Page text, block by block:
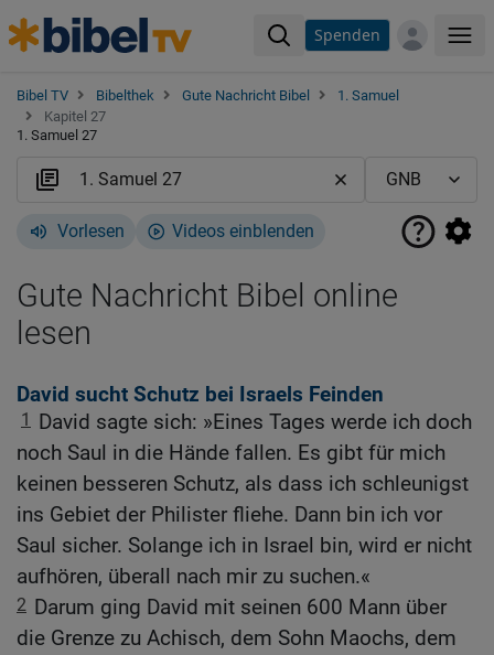
Spenden
Bibel TV Bibelthek Gute Nachricht Bibel
1. Samuel
Kapitel 27
1. Samuel 27
Vorlesen Videos einblenden
Gute Nachricht Bibel online
lesen
David sucht Schutz bei Israels Feinden
1
David sagte sich: »Eines Tages werde ich doch
noch Saul in die Hände fallen. Es gibt für mich
keinen besseren Schutz, als dass ich schleunigst
ins Gebiet der Philister fliehe. Dann bin ich vor
Saul sicher. Solange ich in Israel bin, wird er nicht
aufhören, überall nach mir zu suchen.«
2 Darum ging David mit seinen 600 Mann über
die Grenze zu Achisch, dem Sohn Maochs, dem